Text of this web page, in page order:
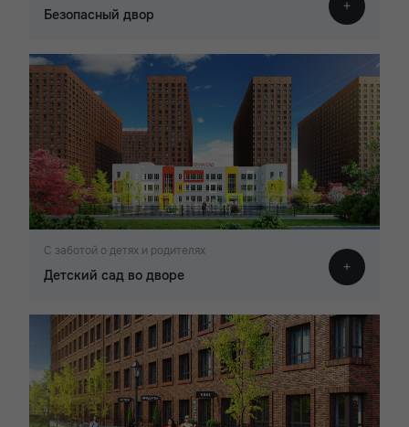
Безопасный двор
С заботой о детях и родителях
Детский сад во дворе